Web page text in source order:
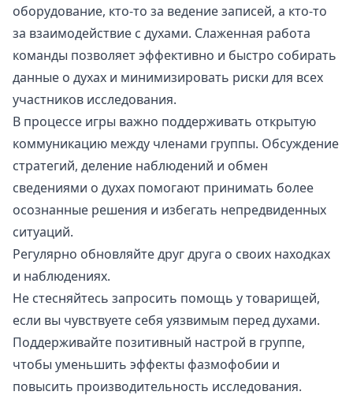
оборудование, кто-то за ведение записей, а кто-то
за взаимодействие с духами. Слаженная работа
команды позволяет эффективно и быстро собирать
данные о духах и минимизировать риски для всех
участников исследования.
В процессе игры важно поддерживать открытую
коммуникацию между членами группы. Обсуждение
стратегий, деление наблюдений и обмен
сведениями о духах помогают принимать более
осознанные решения и избегать непредвиденных
ситуаций.
Регулярно обновляйте друг друга о своих находках
и наблюдениях.
Не стесняйтесь запросить помощь у товарищей,
если вы чувствуете себя уязвимым перед духами.
Поддерживайте позитивный настрой в группе,
чтобы уменьшить эффекты фазмофобии и
повысить производительность исследования.